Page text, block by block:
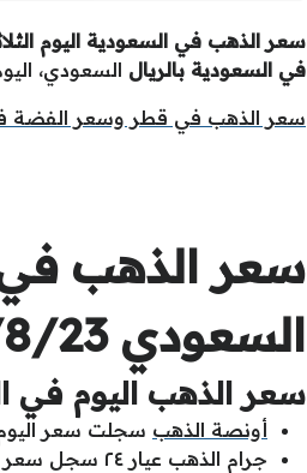
سعر الذهب في السعودية اليوم
في السعودية بالريال السعودي، اليوم الثلاثاء 2025/8/23
سعر الذهب في قطر وسعر الفضة في قطر
سعر الذهب في
السعودي 2025/8/23
سعر الذهب اليوم في
أونصة الذهب سجلت سعر اليوم بالريال السعودي
جرام الذهب عيار ٢٤ سجل سعر اليوم بالريال السعودي “209.64” مقابل السعر بالدولار الأمريكي “55.82”.